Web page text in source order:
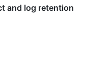
and log retention